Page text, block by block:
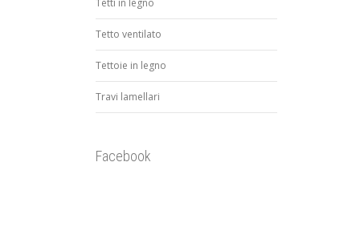
Tetti in legno
Tetto ventilato
Tettoie in legno
Travi lamellari
Facebook